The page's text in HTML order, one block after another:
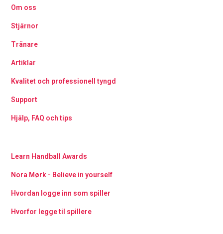
Om oss
Stjärnor
Tränare
Artiklar
Kvalitet och professionell tyngd
Support
Hjälp, FAQ och tips
Learn Handball Awards
Nora Mørk - Believe in yourself
Hvordan logge inn som spiller
Hvorfor legge til spillere